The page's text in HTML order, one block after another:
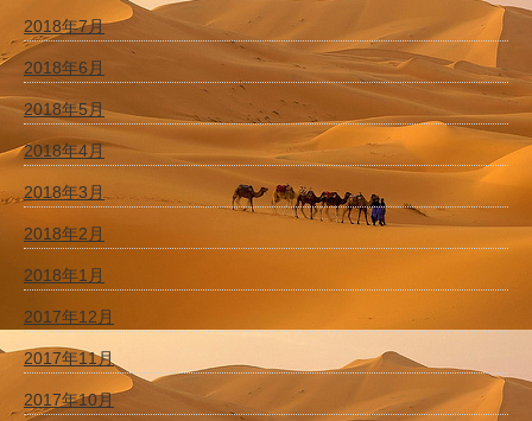
2018年7月
2018年6月
2018年5月
2018年4月
2018年3月
2018年2月
2018年1月
2017年12月
2017年11月
2017年10月